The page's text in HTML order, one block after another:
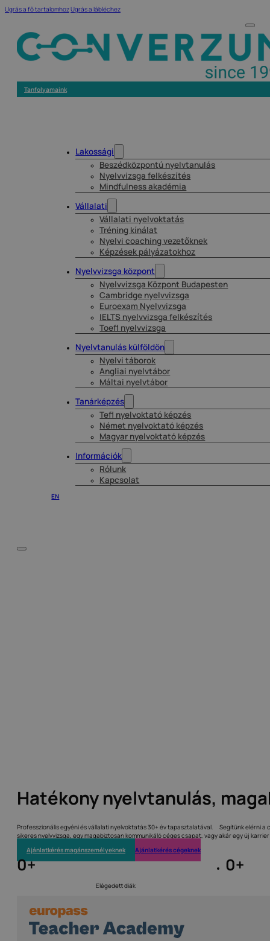
Ugrás a fő tartalomhozUgrás a lábléchez
Tanfolyamaink
Lakossági
Beszédközpontú nyelvtanulás
Nyelvvizsga felkészítés
Mindfulness akadémia
Vállalati
Vállalati nyelvoktatás
Tréning kínálat
Nyelvi coaching vezetőknek
Képzések pályázatokhoz
Nyelvvizsga központ
Nyelvvizsga Központ Budapesten
Cambridge nyelvvizsga
Euroexam Nyelvvizsga
IELTS nyelvvizsga felkészítés
Toefl nyelvvizsga
Nyelvtanulás külföldön
Nyelvi táborok
Angliai nyelvtábor
Máltai nyelvtábor
Tanárképzés
Tefl nyelvoktató képzés
Német nyelvoktató képzés
Magyar nyelvoktató képzés
Információk
Rólunk
Kapcsolat
EN
Hatékony nyelvtanulás,
Professzionális egyéni és vállalati nyelvoktatás 30+ év tapasztalatával. Segítünk elérni a
sikeres nyelvvizsga, egy magabiztosan kommunikáló céges csapat, vagy akár egy új
Ajánlatkérés magánszemélyeknek
Ajánlatkérés cégeknek
0+
Elégedett diák
0+